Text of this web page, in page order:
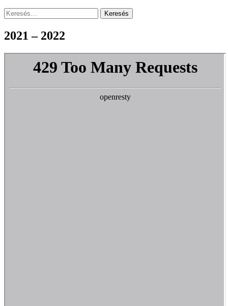
Keresés:
2021 – 2022